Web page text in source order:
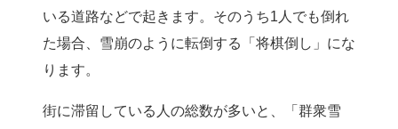
いる道路などで起きます。そのうち1人でも倒れ
た場合、雪崩のように転倒する「将棋倒し」にな
ります。
街に滞留している人の総数が多いと、「群衆雪